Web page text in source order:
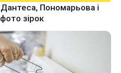
Пономарьова і
зірок